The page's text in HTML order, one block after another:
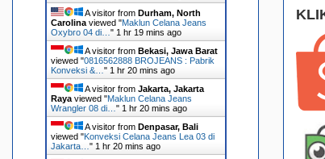
A visitor from Durham, North
Carolinaviewed "Maklun Celana Jeans
Oxybro 04 di… " 1 hr 19 mins ago
A visitor from Bekasi, Jawa Barat
viewed "0816562888 BROJEANS : Pabrik
Konveksi &… " 1 hr 20 mins ago
A visitor from Jakarta, Jakarta
Rayaviewed "Maklun Celana Jeans
Wrangler 08 di… " 1 hr 20 mins ago
A visitor from Denpasar, Bali
viewed "Konveksi Celana Jeans Lea 03 di
Jakarta… " 1 hr 20 mins ago